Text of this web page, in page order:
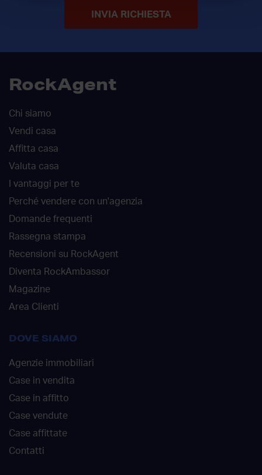
INVIA RICHIESTA
RockAgent
Chi siamo
Vendi casa
Affitta casa
Valuta casa
I vantaggi per te
Perché vendere con un'agenzia
Domande frequenti
Rassegna stampa
Recensioni su RockAgent
Diventa RockAmbassor
Magazine
Area Clienti
DOVE SIAMO
Agenzie immobiliari
Case in vendita
Case in affitto
Case vendute
Case affittate
Contatti